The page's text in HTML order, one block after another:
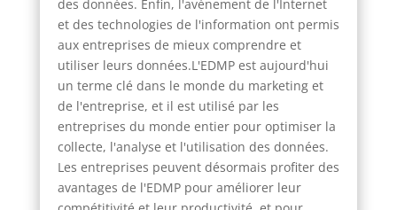
des données. Enfin, l'avènement de l'Internet
et des technologies de l'information ont permis
aux entreprises de mieux comprendre et
utiliser leurs données.L'EDMP est aujourd'hui
un terme clé dans le monde du marketing et
de l'entreprise, et il est utilisé par les
entreprises du monde entier pour optimiser la
collecte, l'analyse et l'utilisation des données.
Les entreprises peuvent désormais profiter des
avantages de l'EDMP pour améliorer leur